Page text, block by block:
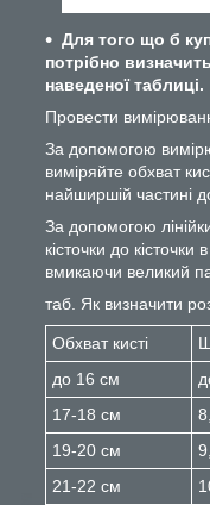
Для того що б
потрібно
наведеної таблиці.
Провести
За допомогою
виміряйте обхват
найширшій частині
За допомогою
кісточки до
вмикаючи великий
таб. Як визначити
Обхват кисті
до 16 см
17-18 см
19-20 см
21-22 см